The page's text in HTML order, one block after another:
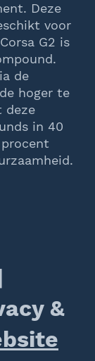
Deze
voor
G2 is
de
hoger te
deze
in 40
&